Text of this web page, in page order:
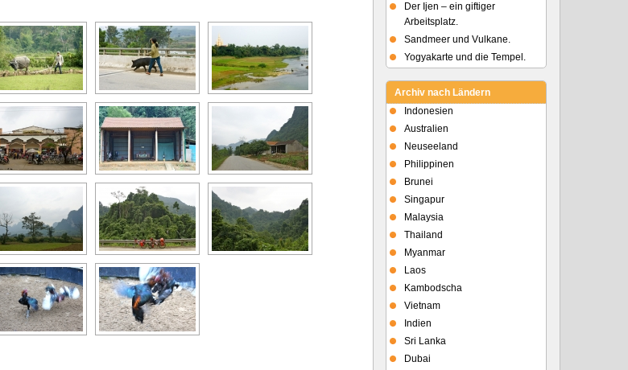
Der Ijen – ein giftiger
Arbeitsplatz.
Sandmeer und Vulkane.
Yogyakarte und die Tempel.
Archiv nach Ländern
Indonesien
Australien
Neuseeland
Philippinen
Brunei
Singapur
Malaysia
Thailand
Myanmar
Laos
Kambodscha
Vietnam
Indien
Sri Lanka
Dubai